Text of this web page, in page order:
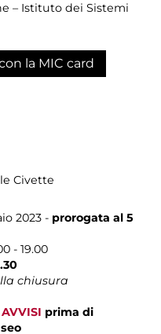
– Istituto dei Sistemi
la MIC card
Civette
2023 - prorogata al 5
- 19.00
chiusura
AVVISI prima di